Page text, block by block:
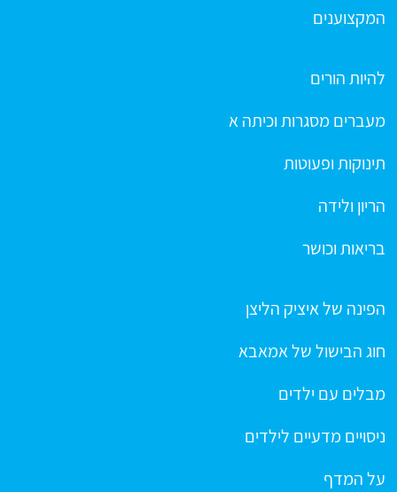
המקצוענים
להיות הורים
מעברים מסגרות וכיתה א
תינוקות ופעוטות
הריון ולידה
בריאות וכושר
הפינה של איציק הליצן
חוג הבישול של אמאבא
מבלים עם ילדים
ניסויים מדעיים לילדים
על המדף